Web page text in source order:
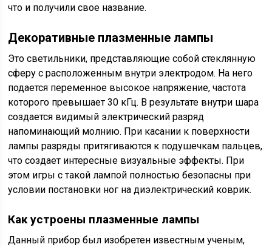
что и получили свое название.
Декоративные плазменные лампы
Это светильники, представляющие собой стеклянную
сферу с расположенным внутри электродом. На него
подается переменное высокое напряжение, частота
которого превышает 30 кГц. В результате внутри шара
создается видимый электрический разряд
напоминающий молнию. При касании к поверхности
лампы разряды притягиваются к подушечкам пальцев,
что создает интересные визуальные эффекты. При
этом игры с такой лампой полностью безопасны при
условии постановки ног на диэлектрический коврик.
Как устроены плазменные лампы
Данный прибор был изобретен известным ученым,